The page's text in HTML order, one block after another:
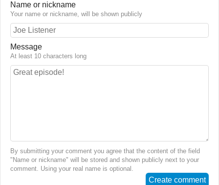
Name or nickname
Your name or nickname, will be shown publicly
Message
At least 10 characters long
By submitting your comment you agree that the content of the field
"Name or nickname" will be stored and shown publicly next to your
comment. Using your real name is optional.
Create comment